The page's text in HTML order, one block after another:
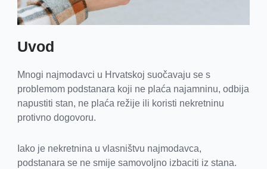
Uvod
Mnogi najmodavci u Hrvatskoj suočavaju se s
problemom podstanara koji ne plaća najamninu, odbija
napustiti stan, ne plaća režije ili koristi nekretninu
protivno dogovoru.
Iako je nekretnina u vlasništvu najmodavca,
podstanara se ne smije samovoljno izbaciti iz stana.